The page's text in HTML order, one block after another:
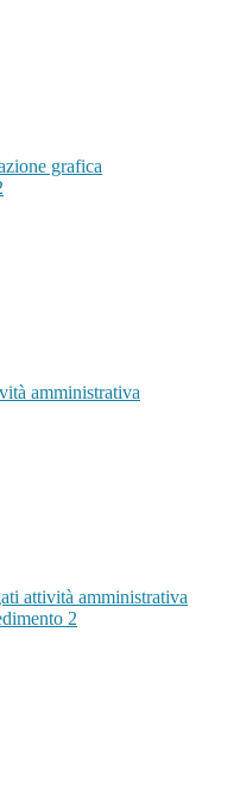
grafica
amministrativa
attività amministrativa
2